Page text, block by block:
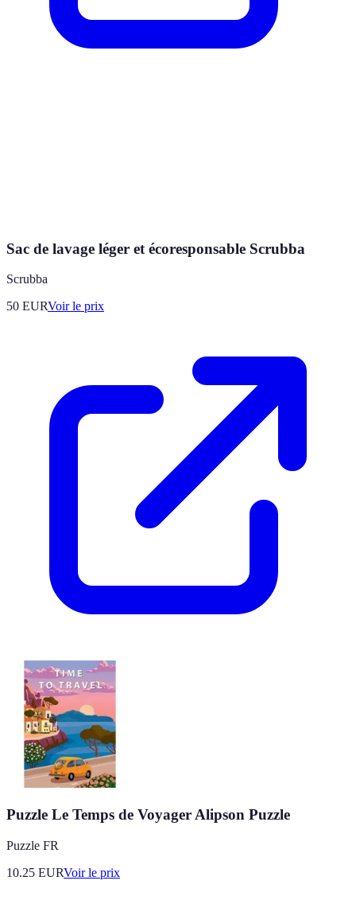
Sac de lavage léger et écoresponsable Scrubba
Scrubba
50 EURVoir le prix
Puzzle Le Temps de Voyager Alipson Puzzle
Puzzle FR
10.25 EURVoir le prix